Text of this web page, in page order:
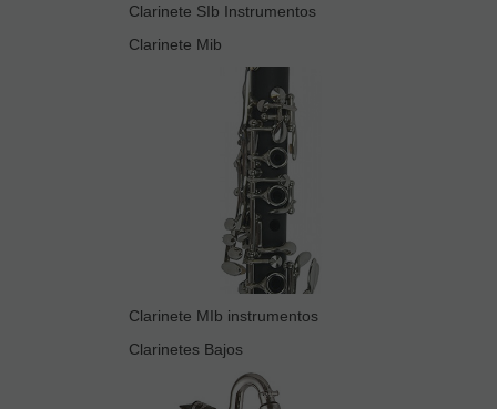
Clarinete SIb Instrumentos
Clarinete Mib
Clarinete MIb instrumentos
Clarinetes Bajos